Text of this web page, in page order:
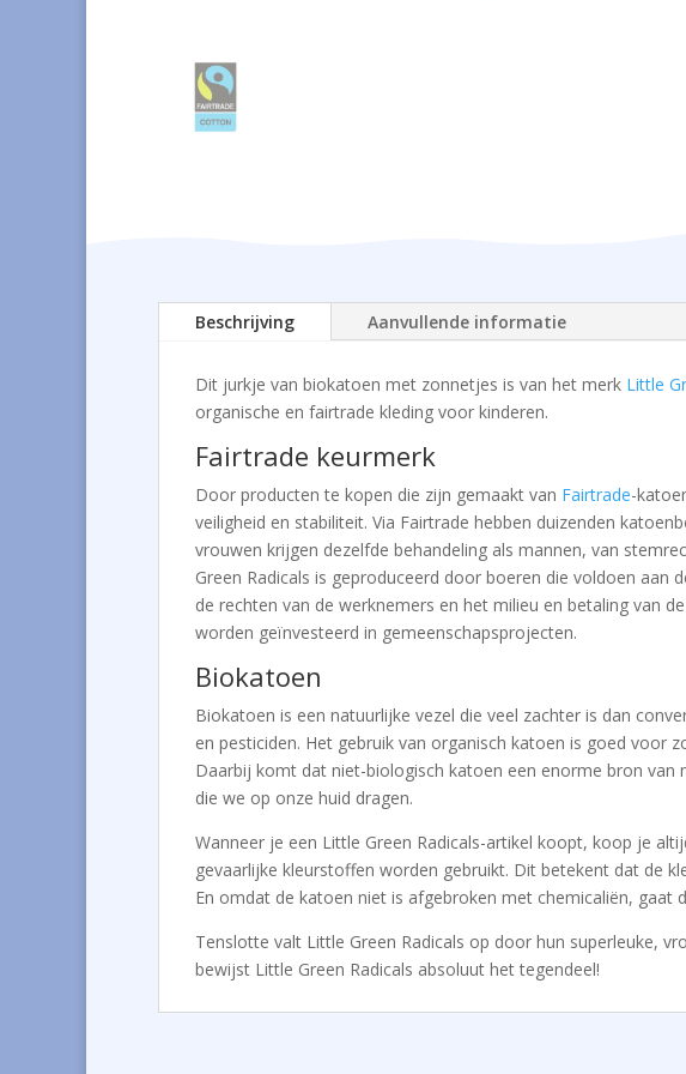
Beschrijving Aanvullende informatie
Dit jurkje van biokatoen met zonnetjes is van het merk Little
organische en fairtrade kleding voor kinderen.
Fairtrade keurmerk
Door producten te kopen die zijn gemaakt van Fairtrade-
veiligheid en stabiliteit. Via Fairtrade hebben duizenden
vrouwen krijgen dezelfde behandeling als mannen, van
Green Radicals is geproduceerd door boeren die voldoen
de rechten van de werknemers en het milieu en betaling van
worden geïnvesteerd in gemeenschapsprojecten.
Biokatoen
Biokatoen is een natuurlijke vezel die veel zachter is dan
en pesticiden. Het gebruik van organisch katoen is goed voor
Daarbij komt dat niet-biologisch katoen een enorme bron van
die we op onze huid dragen.
Wanneer je een Little Green Radicals-artikel koopt, koop je
gevaarlijke kleurstoffen worden gebruikt. Dit betekent dat de
En omdat de katoen niet is afgebroken met chemicaliën, gaat
Tenslotte valt Little Green Radicals op door hun superleuke,
bewijst Little Green Radicals absoluut het tegendeel!